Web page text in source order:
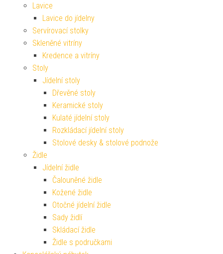
Lavice
Lavice do jídelny
Servírovací stolky
Skleněné vitríny
Kredence a vitríny
Stoly
Jídelní stoly
Dřevěné stoly
Keramické stoly
Kulaté jídelní stoly
Rozkládací jídelní stoly
Stolové desky & stolové podnože
Židle
Jídelní židle
Čalouněné židle
Kožené židle
Otočné jídelní židle
Sady židlí
Skládací židle
Židle s područkami